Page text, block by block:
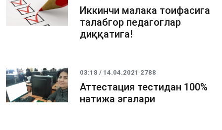
Иккинчи малака тоифасига
талабгор педагоглар
диққатига!
03:18 / 14.04.2021 2788
Аттестация тестидан 100%
натижа эгалари